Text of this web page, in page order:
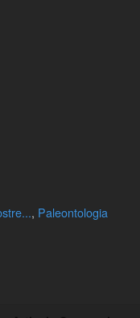
, Paleontologia